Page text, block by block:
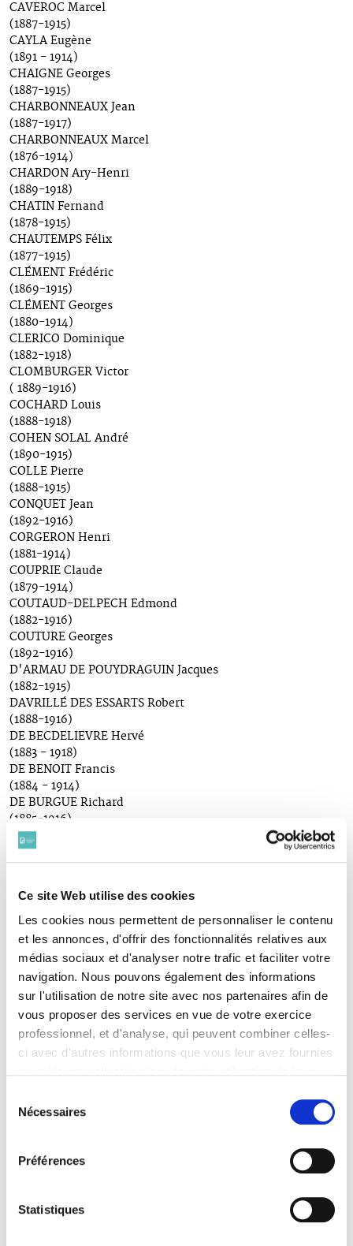
Ce site Web utilise des cookies
Les cookies nous permettent de personnaliser le contenu
et les annonces, d'offrir des fonctionnalités relatives aux
médias sociaux et d'analyser notre trafic et faciliter votre
navigation. Nous pouvons également des informations
sur l'utilisation de notre site avec nos partenaires afin de
vous proposer des services en vue de votre exercice
professionnel, et d'analyse, qui peuvent combiner celles-
ci avec d'autres informations que vous leur avez fournies
continuez à utiliser notre site Web.
Pour en savoir plus sur notre politique de traitement,
Nécessaires
Préférences
Statistiques
CAVEROC Marcel
(1887-1915)
CAYLA Eugène
(1891 - 1914)
CHAIGNE Georges
(1887-1915)
CHARBONNEAUX Jean
(1887-1917)
CHARBONNEAUX Marcel
(1876-1914)
CHARDON Ary-Henri
(1889-1918)
CHATIN Fernand
(1878-1915)
CHAUTEMPS Félix
(1877-1915)
CLÉMENT Frédéric
(1869-1915)
CLÉMENT Georges
(1880-1914)
CLERICO Dominique
(1882-1918)
CLOMBURGER Victor
( 1889-1916)
COCHARD Louis
(1888-1918)
COHEN SOLAL André
(1890-1915)
COLLE Pierre
(1888-1915)
CONQUET Jean
(1892-1916)
CORGERON Henri
(1881-1914)
COUPRIE Claude
(1879-1914)
COUTAUD-DELPECH Edmond
(1882-1916)
COUTURE Georges
(1892-1916)
D'ARMAU DE POUYDRAGUIN Jacques
(1882-1915)
DAVRILLÉ DES ESSARTS Robert
(1888-1916)
DE BECDELIEVRE Hervé
(1883 - 1918)
DE BENOIT Francis
(1884 - 1914)
DE BURGUE Richard
(1885-1916)
DE CASTELLI Robert
(1887-1918)
DE LAMBEL Thierry
(1892-1914)
DE RAMEL Jean
(1880-1915)
DE RARECOURT DE LA VALLEE DE PIMODAN Pierre
(1886 - 1918)
DE SAL CHAVEREBIERE Auguste
(1877-1917)
DE SIMARD DE PITRAY Paul
(1890-1914)
(1888-1914)
DELASALLE Georges
(1887-1916)